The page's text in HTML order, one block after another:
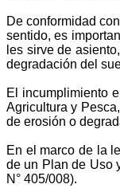
De conformidad
sentido, es
les sirve de
degradación del
El incumplimiento
Agricultura y
de erosión o
En el marco de la
de un Plan de Uso
N° 405/008).